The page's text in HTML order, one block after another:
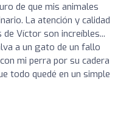
de que mis animales
La atención y calidad
Víctor son increíbles...
a un gato de un fallo
mi perra por su cadera
todo quedé en un simple